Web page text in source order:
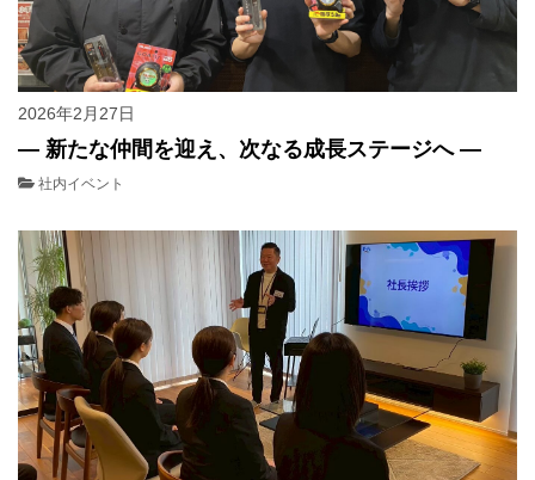
2026年2月27日
― 新たな仲間を迎え、次なる成長ステージへ ―
社内イベント